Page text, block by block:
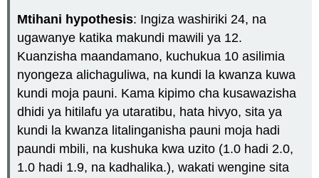
Mtihani hypothesis: Ingiza washiriki 24, na
ugawanye katika makundi mawili ya 12.
Kuanzisha maandamano, kuchukua 10 asilimia
nyongeza alichaguliwa, na kundi la kwanza kuwa
kundi moja pauni. Kama kipimo cha kusawazisha
dhidi ya hitilafu ya utaratibu, hata hivyo, sita ya
kundi la kwanza litalinganisha pauni moja hadi
paundi mbili, na kushuka kwa uzito (1.0 hadi 2.0,
1.0 hadi 1.9, na kadhalika.), wakati wengine sita